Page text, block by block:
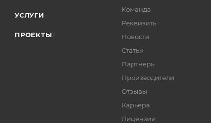
УСЛУГИ
ПРОЕКТЫ
Команда
Реквизиты
Новости
Статьи
Партнеры
Производители
Отзывы
Карьера
Лицензии